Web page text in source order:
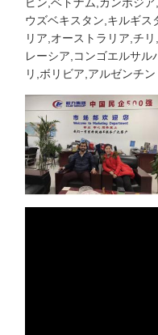
ピン,ベトナム,カンボジ
ウズベキスタン,キルギス
リア,オーストラリア,チ
レーシア,コンゴエルサル
リ,ボリビア,アルゼンチン